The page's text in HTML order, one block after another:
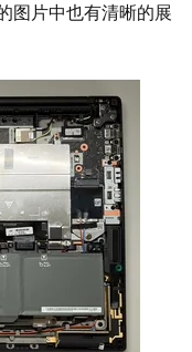
图片中也有清晰的展